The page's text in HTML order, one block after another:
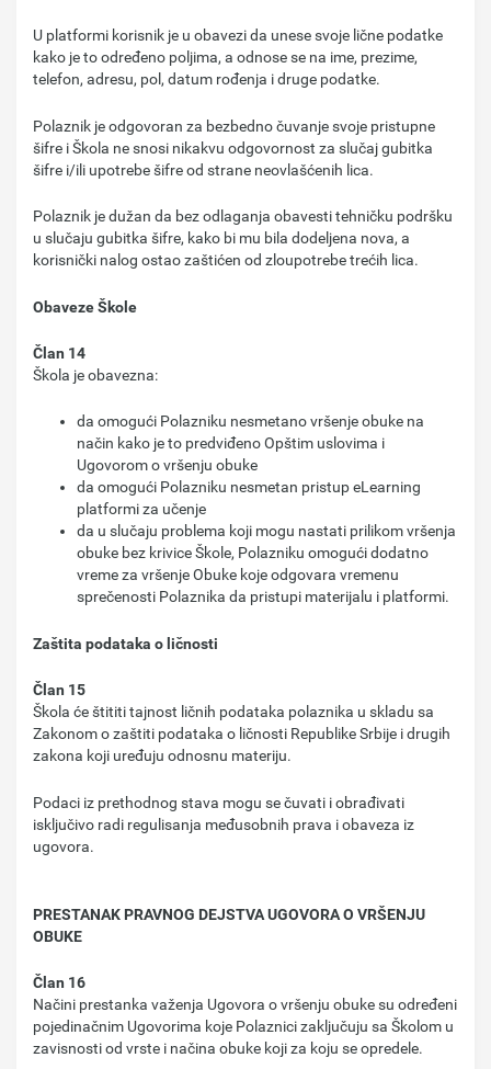
U platformi korisnik je u obavezi da unese svoje lične podatke
kako je to određeno poljima, a odnose se na ime, prezime,
telefon, adresu, pol, datum rođenja i druge podatke.
Polaznik je odgovoran za bezbedno čuvanje svoje pristupne
šifre i Škola ne snosi nikakvu odgovornost za slučaj gubitka
šifre i/ili upotrebe šifre od strane neovlašćenih lica.
Polaznik je dužan da bez odlaganja obavesti tehničku podršku
u slučaju gubitka šifre, kako bi mu bila dodeljena nova, a
korisnički nalog ostao zaštićen od zloupotrebe trećih lica.
Obaveze Škole
Član 14
Škola je obavezna:
da omogući Polazniku nesmetano vršenje obuke na
način kako je to predviđeno Opštim uslovima i
Ugovorom o vršenju obuke
da omogući Polazniku nesmetan pristup eLearning
platformi za učenje
da u slučaju problema koji mogu nastati prilikom vršenja
obuke bez krivice Škole, Polazniku omogući dodatno
vreme za vršenje Obuke koje odgovara vremenu
sprečenosti Polaznika da pristupi materijalu i platformi.
Zaštita podataka o ličnosti
Član 15
Škola će štititi tajnost ličnih podataka polaznika u skladu sa
Zakonom o zaštiti podataka o ličnosti Republike Srbije i drugih
zakona koji uređuju odnosnu materiju.
Podaci iz prethodnog stava mogu se čuvati i obrađivati
isključivo radi regulisanja međusobnih prava i obaveza iz
ugovora.
PRESTANAK PRAVNOG DEJSTVA UGOVORA O VRŠENJU
OBUKE
Član 16
Načini prestanka važenja Ugovora o vršenju obuke su određeni
pojedinačnim Ugovorima koje Polaznici zaključuju sa Školom u
zavisnosti od vrste i načina obuke koji za koju se opredele.